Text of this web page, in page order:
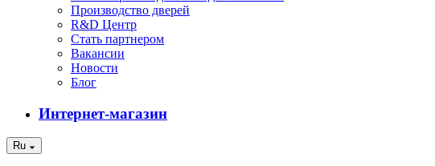
Производство дверей
R&D Центр
Стать партнером
Вакансии
Новости
Блог
Интернет-магазин
Ru